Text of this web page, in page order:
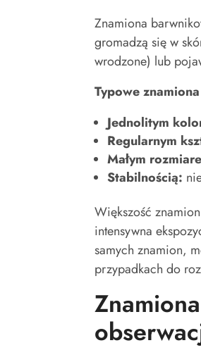
Znamiona
gromadzą się w
wrodzone) lub
Typowe
Jednolitym
Regularnym
Małym
Stabilnością:
Większość
intensywna
samych znamion,
przypadkach do